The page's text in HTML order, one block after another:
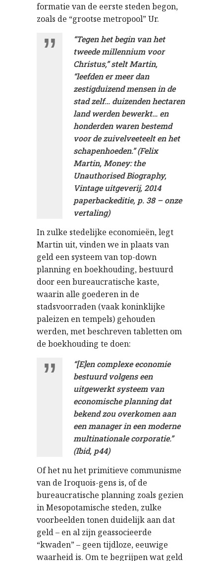
formatie van de eerste steden begon,
zoals de “grootse metropool” Ur.
“Tegen het begin van het
tweede millennium voor
Christus,” stelt Martin,
“leefden er meer dan
zestigduizend mensen in de
stad zelf… duizenden hectaren
land werden bewerkt… en
honderden waren bestemd
voor de zuivelveeteelt en het
schapenhoeden.” (Felix
Martin, Money: the
Unauthorised Biography,
Vintage uitgeverij, 2014
paperbackeditie, p. 38 – onze
vertaling)
In zulke stedelijke economieën, legt
Martin uit, vinden we in plaats van
geld een systeem van top-down
planning en boekhouding, bestuurd
door een bureaucratische kaste,
waarin alle goederen in de
stadsvoorraden (vaak koninklijke
paleizen en tempels) gehouden
werden, met beschreven tabletten om
de boekhouding te doen:
“[E]en complexe economie
bestuurd volgens een
uitgewerkt systeem van
economische planning dat
bekend zou overkomen aan
een manager in een moderne
multinationale corporatie.”
(Ibid, p44)
Of het nu het primitieve communisme
van de Iroquois-gens is, of de
bureaucratische planning zoals gezien
in Mesopotamische steden, zulke
voorbeelden tonen duidelijk aan dat
geld – en al zijn geassocieerde
“kwaden” – geen tijdloze, eeuwige
waarheid is. Om te begrijpen wat geld